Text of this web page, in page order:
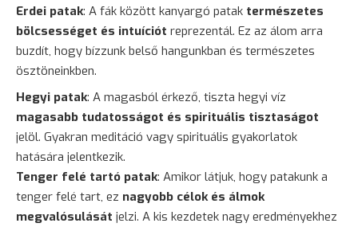
Erdei patak: A fák között kanyargó patak természetes
bölcsességet és intuíciót reprezentál. Ez az álom arra
buzdít, hogy bízzunk belső hangunkban és természetes
ösztöneinkben.
Hegyi patak: A magasból érkező, tiszta hegyi víz
magasabb tudatosságot és spirituális tisztaságot
jelöl. Gyakran meditáció vagy spirituális gyakorlatok
hatására jelentkezik.
Tenger felé tartó patak: Amikor látjuk, hogy patakunk a
tenger felé tart, ez nagyobb célok és álmok
megvalósulását jelzi. A kis kezdetek nagy eredményekhez